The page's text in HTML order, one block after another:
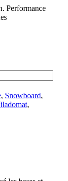
Performance
, Snowboard,
,